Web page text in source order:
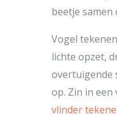
beetje
Vogel
lichte opzet,
overtuigende
op. Zin in
vlinder